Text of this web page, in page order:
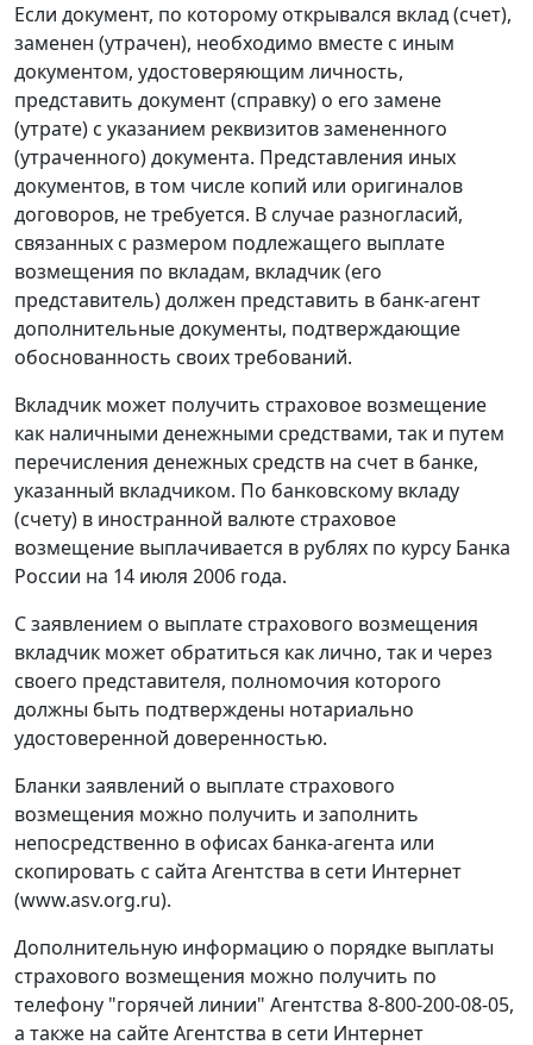
Если документ, по которому открывался вклад (счет),
заменен (утрачен), необходимо вместе с иным
документом, удостоверяющим личность,
представить документ (справку) о его замене
(утрате) с указанием реквизитов замененного
(утраченного) документа. Представления иных
документов, в том числе копий или оригиналов
договоров, не требуется. В случае разногласий,
связанных с размером подлежащего выплате
возмещения по вкладам, вкладчик (его
представитель) должен представить в банк-агент
дополнительные документы, подтверждающие
обоснованность своих требований.
Вкладчик может получить страховое возмещение
как наличными денежными средствами, так и путем
перечисления денежных средств на счет в банке,
указанный вкладчиком. По банковскому вкладу
(счету) в иностранной валюте страховое
возмещение выплачивается в рублях по курсу Банка
России на 14 июля 2006 года.
С заявлением о выплате страхового возмещения
вкладчик может обратиться как лично, так и через
своего представителя, полномочия которого
должны быть подтверждены нотариально
удостоверенной доверенностью.
Бланки заявлений о выплате страхового
возмещения можно получить и заполнить
непосредственно в офисах банка-агента или
скопировать с сайта Агентства в сети Интернет
(www.asv.org.ru).
Дополнительную информацию о порядке выплаты
страхового возмещения можно получить по
телефону "горячей линии" Агентства 8-800-200-08-05,
а также на сайте Агентства в сети Интернет